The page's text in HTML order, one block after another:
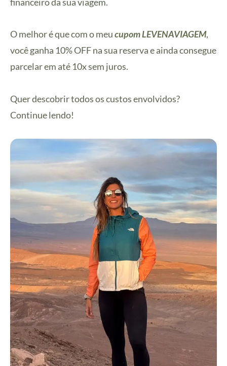
O melhor é que com o meucupom LEVENAVIAGEM,
você ganha 10% OFF na sua reserva e ainda consegue
parcelar em até 10x sem juros.
Quer descobrir todos os custos envolvidos?
Continue lendo!